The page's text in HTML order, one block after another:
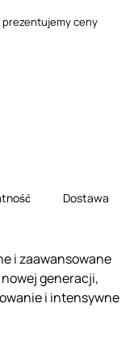
prezentujemy ceny
Dostawa
i zaawansowane
generacji,
i intensywne